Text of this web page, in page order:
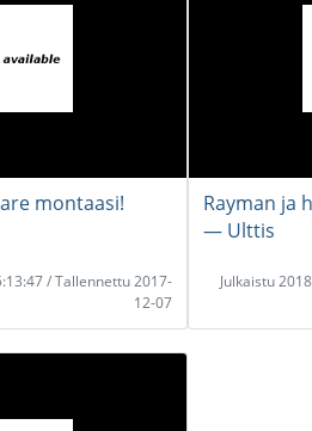
montaasi!
/ Tallennettu 2017-
12-07
Rayman ja
― Ulttis
Julkaistu